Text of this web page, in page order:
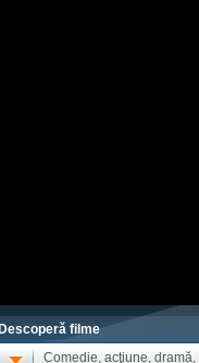
Descoperă filme
Comedie, acţiune, dramă,